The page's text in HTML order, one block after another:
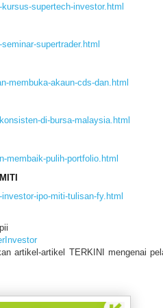
supertech-investor.html
supertrader.html
membuka-akaun-cds-dan.html
di-bursa-malaysia.html
membaik-pulih-portfolio.html
ipo-miti-tulisan-fy.html
artikel-artikel TERKINI mengenai